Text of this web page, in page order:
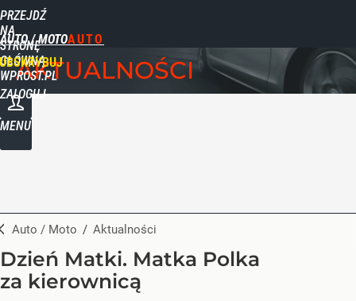
PRZEJDŹ
NA
STRONĘ
GŁÓWNĄ
WPROST.PL
AUTO / MOTO
ZALOGUJ
MENU
AKTUALNOŚCI
Auto / Moto / Aktualności
Dzień Matki. Matka Polka
za kierownicą